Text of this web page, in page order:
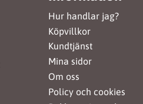
Hur handlar jag?
Köpvillkor
Kundtjänst
Mina sidor
Om oss
Policy och cookies